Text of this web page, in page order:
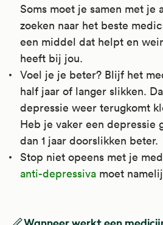
Soms moet je samen met je
zoeken naar het beste
een middel dat helpt en
heeft bij jou.
Voel je je beter? Blijf het
half jaar of langer slikken.
depressie weer terugkomt
Heb je vaker een depressie
dan 1 jaar doorslikken beter.
Stop niet opeens met je
anti-depressiva moet